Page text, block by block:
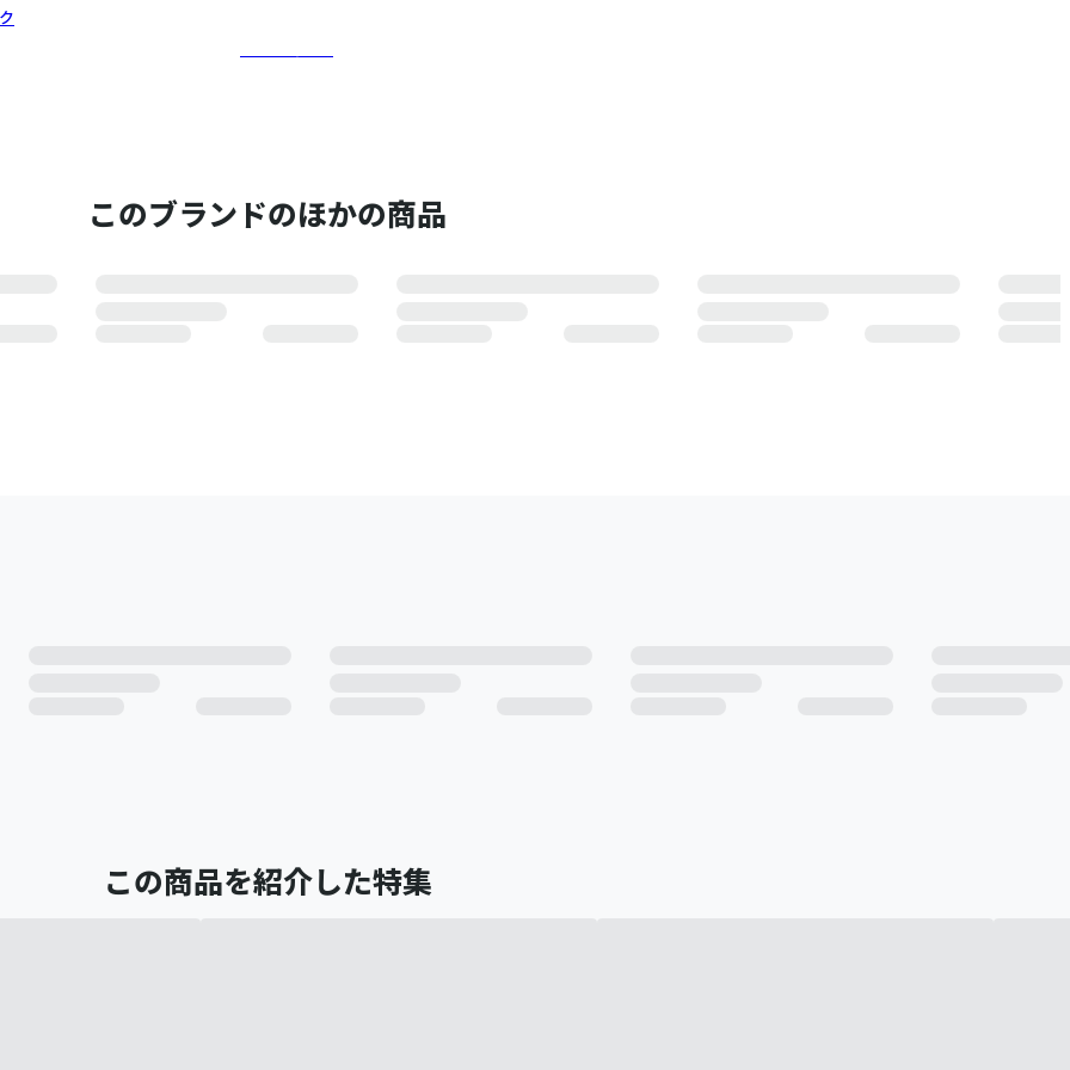
このブランドのほかの商品
この商品を紹介した特集